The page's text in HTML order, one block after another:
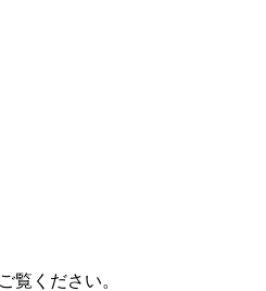
覧ください。